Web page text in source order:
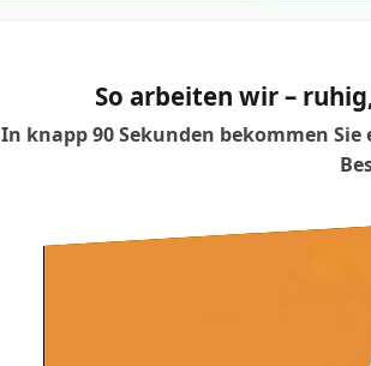
So arbeiten wir –
In knapp 90 Sekunden bekommen